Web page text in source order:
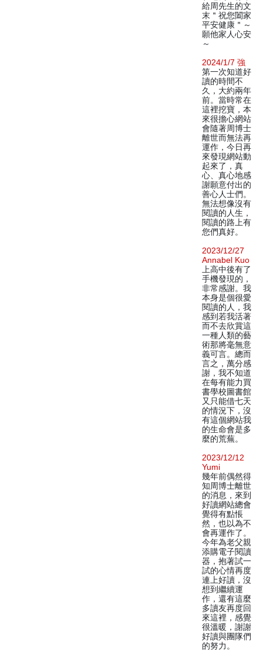
給周先生的文
末＂祝您闔家
平安健康＂～
願他家人心安
～
2024/1/7 強
第一次知道好
讀的時間不
久，大約兩年
前。當時常在
這裡挖寶，本
來很擔心網站
會隨著周博士
離世而無法再
運作，今日再
來發現網站動
起來了，真
心、真心地感
謝願意付出的
善心人士們。
無法想像沒有
閱讀的人生，
閱讀的路上有
您們真好。
2023/12/27
Annabel Kuo
上高中後有了
手機發現的，
非常感謝。我
本身是個很愛
閱讀的人，我
感到若我活著
而不去欣賞這
一種人類的藝
術那將毫無意
義可言。總而
言之，萬分感
謝，我不知道
在每有能力買
書學校圖書館
又只能借七天
的情況下，沒
有這個網站我
的生命會是多
麼的荒蕪。
2023/12/12
Yumi
幾年前偶然得
知周博士離世
的消息，來到
好讀網站總會
覺得有點悵
然，也以為不
會再運作了。
今年為老父親
添購電子閱讀
器，抱著試一
試的心情再度
連上好讀，沒
想到繼續運
作，還有這麼
多讀友再度回
來這裡，感覺
很溫暖，謝謝
好讀與團隊們
的努力。